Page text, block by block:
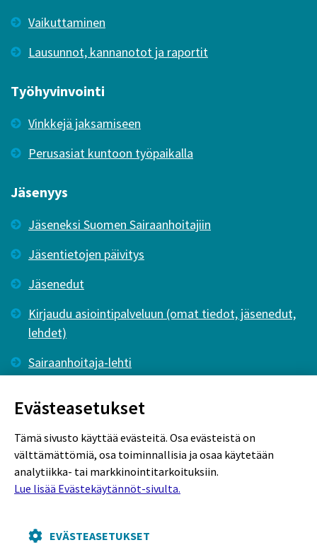
Vaikuttaminen
Lausunnot, kannanotot ja raportit
Työhyvinvointi
Vinkkejä jaksamiseen
Perusasiat kuntoon työpaikalla
Jäsenyys
Jäseneksi Suomen Sairaanhoitajiin
Jäsentietojen päivitys
Jäsenedut
Kirjaudu asiointipalveluun (omat tiedot, jäsenedut,
lehdet)
Sairaanhoitaja-lehti
Evästekäytännöt
Evästeasetukset
Tämä sivusto käyttää evästeitä. Osa evästeistä on
välttämättömiä, osa toiminnallisia ja osaa käytetään
analytiikka- tai markkinointitarkoituksiin.
Lue lisää Evästekäytännöt-sivulta.
EVÄSTEASETUKSET